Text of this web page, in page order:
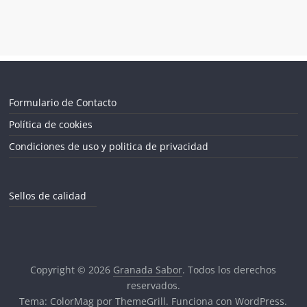
Formulario de Contacto
Política de cookies
Condiciones de uso y politica de privacidad
Sellos de calidad
Copyright © 2026 Granada Sabor. Todos los derechos
reservados.
Tema: ColorMag por ThemeGrill. Funciona conWordPress.